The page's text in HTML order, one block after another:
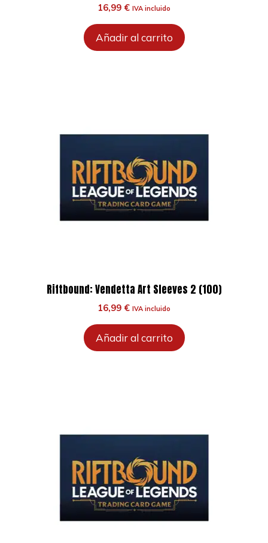
16,99 € IVA incluido
Añadir al carrito
Riftbound: Vendetta Art Sleeves 2 (100)
16,99 € IVA incluido
Añadir al carrito